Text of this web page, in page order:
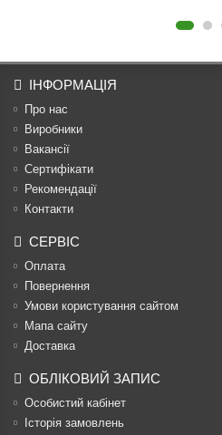
ІНФОРМАЦІЯ
Про нас
Виробники
Вакансії
Сертифікати
Рекомендації
Контакти
СЕРВІС
Оплата
Повернення
Умови користування сайтом
Мапа сайту
Доставка
ОБЛІКОВИЙ ЗАПИС
Особистий кабінет
Історія замовлень